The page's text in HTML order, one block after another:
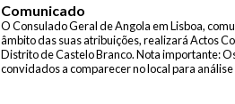
Comunicado
O Consulado Geral de Angola em Lisboa,
âmbito das suas atribuições, realizará Actos
Distrito de Castelo Branco. Nota importante:
convidados a comparecer no local para